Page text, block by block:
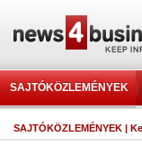
SAJTÓKÖZLEMÉNYEK
SAJTÓKÖZLEMÉNYEK |